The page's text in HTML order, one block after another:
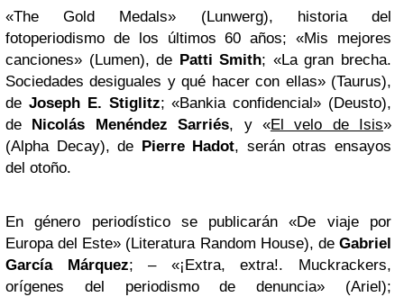
«The Gold Medals» (Lunwerg), historia del
fotoperiodismo de los últimos 60 años; «Mis mejores
canciones» (Lumen), de Patti Smith; «La gran brecha.
Sociedades desiguales y qué hacer con ellas» (Taurus),
de Joseph E. Stiglitz; «Bankia confidencial» (Deusto),
de Nicolás Menéndez Sarriés, y «El velo de Isis»
(Alpha Decay), de Pierre Hadot, serán otras ensayos
del otoño.
En género periodístico se publicarán «De viaje por
Europa del Este» (Literatura Random House), de Gabriel
García Márquez; – «¡Extra, extra!. Muckrackers,
orígenes del periodismo de denuncia» (Ariel);